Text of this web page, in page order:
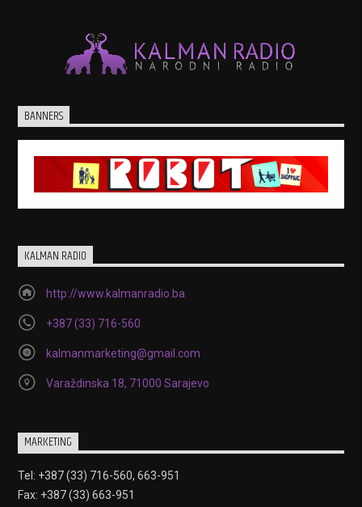
BANNERS
KALMAN RADIO
http://www.kalmanradio.ba
+387 (33) 716-560
kalmanmarketing@gmail.com
Varaždinska 18, 71000 Sarajevo
MARKETING
Tel: +387 (33) 716-560, 663-951
Fax: +387 (33) 663-951